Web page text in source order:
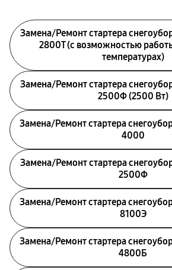
Замена/Pемонт стартера
2800Т (с возможностью
температурах)
Замена/Pемонт стартера
2500Ф (2500 Вт)
Замена/Pемонт стартера
4000
Замена/Pемонт стартера
2500Ф
Замена/Pемонт стартера
8100Э
Замена/Pемонт стартера
4800Б